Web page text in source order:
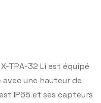
TRA-32 Li est équipé
avec une hauteur de
IP65 et ses capteurs